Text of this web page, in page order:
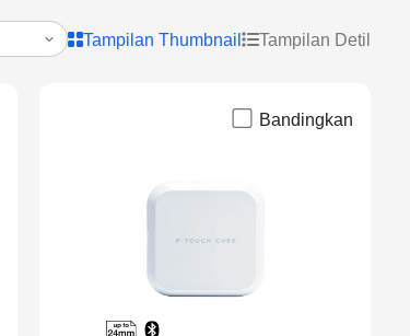
Tampilan Thumbnail Tampilan Detil
Bandingkan